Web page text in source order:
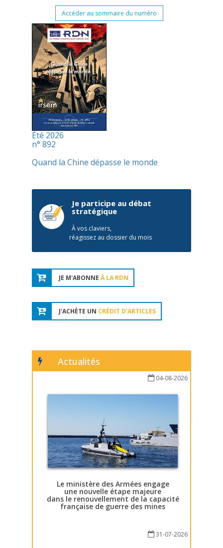
Accéder au sommaire du numéro
Été 2026
n° 892
Quand la Chine dépasse le monde
Je participe au débat
stratégique
À vos claviers,
réagissez au dossier du mois
JE M'ABONNE À LA RDN
J'ACHÈTE UN CRÉDIT D'ARTICLES
Actualités
04-08-2026
Le ministère des Armées engage
une nouvelle étape majeure
dans le renouvellement de la capacité
française de guerre des mines
31-07-2026